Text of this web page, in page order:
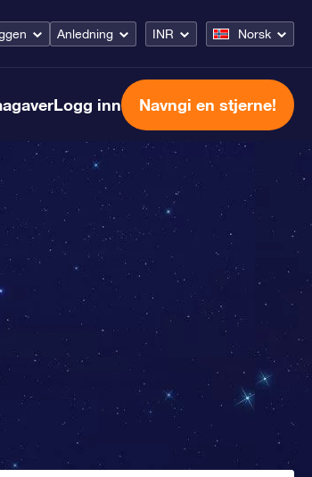
Anledning INR Norsk
Logg inn Navngi en stjerne!